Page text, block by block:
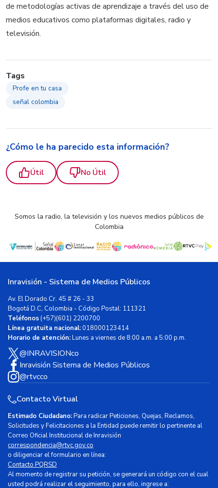
de metodologías activas de aprendizaje a través del uso de
medios educativos como plataformas digitales, radio y
televisión.
Tags
Profe en tu casa
señal colombia
¿Cómo le ha parecido esta información?
Útil No Útil
Somos la radio, la televisión y los nuevos medios públicos de
Colombia
Inravisión - Sistema de Medios Públicos
Av. El Dorado Cr. 45 # 26 - 33
Bogotá D.C, Colombia - Código Postal: 111321
Teléfonos(+57)(601) 2200700
Línea gratuita nacional:018000123414
Horario de atención:Lunes a viernes de 8:00 a.m. a 5:00 p.m.
@INRAVISIONco
Inravisión Sistema de Medios Públicos
@rtvcco
Contacto Virtual
Estimado Ciudadano:Para radicar Peticiones, Quejas, Reclamos,
Solicitudes y Felicitaciones a la Entidad puede remitir lo pertinente al
Correo Oficial Institucional de Inravisión
correspondencia@rtvc.gov.co
o diligenciar el formulario en línea:
Contacto PQRSD
Al momento de registrar su petición, se generará un código con el cual
usted podrá realizar el seguimiento, para ello, ingrese a: